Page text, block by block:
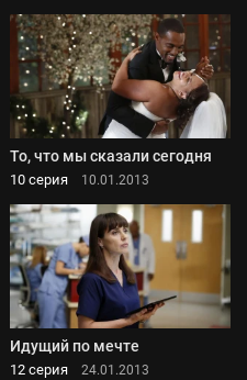
То, что мы сказали сегодня
10 серия 10.01.2013
Идущий по мечте
12 серия 24.01.2013